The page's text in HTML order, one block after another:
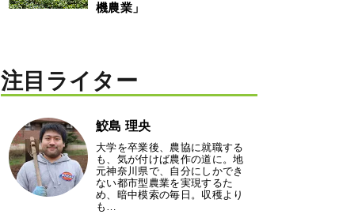
機農業」
注目ライター
鮫島 理央
大学を卒業後、農協に就職する
も、気が付けば農作の道に。地
元神奈川県で、自分にしかでき
ない都市型農業を実現するた
め、暗中模索の毎日。収穫より
も…